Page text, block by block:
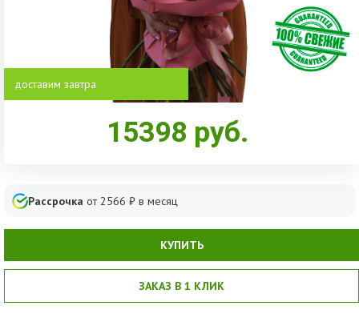
доставим завтра
15398 руб.
Рассрочка от 2566 ₽ в месяц
КУПИТЬ
ЗАКАЗ В 1 КЛИК